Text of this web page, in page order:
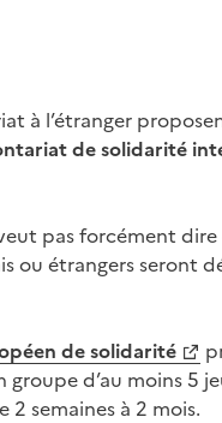
à l’étranger
de solidarité
pas forcément
ou étrangers seront
de solidarité
d’au moins 5
semaines à 2 mois.